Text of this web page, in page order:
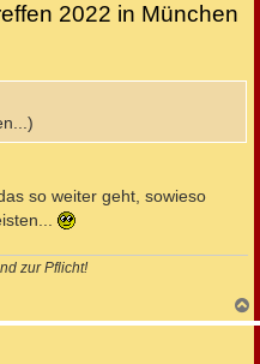
2022 in München
so weiter geht, sowieso
zur Pflicht!
a